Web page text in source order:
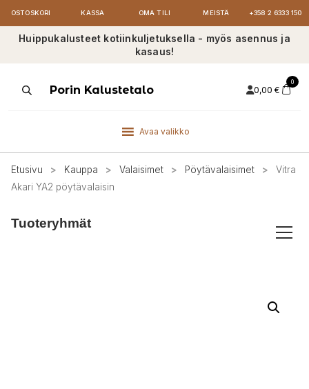
OSTOSKORI KASSA OMA TILI MEISTÄ +358 2 6333 150
Huippukalusteet kotiinkuljetuksella - myös asennus ja
kasaus!
ProductsPorin Kalustetalo 0,00 €
0
Avaa valikko
Etusivu > Kauppa > Valaisimet > Pöytävalaisimet >
Vitra
Akari YA2 pöytävalaisin
Tuoteryhmät